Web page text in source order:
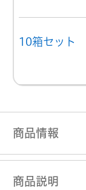
10箱セット
商品情報
商品説明